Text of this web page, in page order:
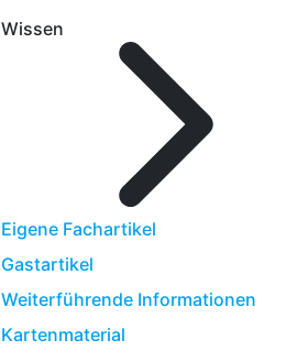
Wissen
Eigene Fachartikel
Gastartikel
Weiterführende Informationen
Kartenmaterial